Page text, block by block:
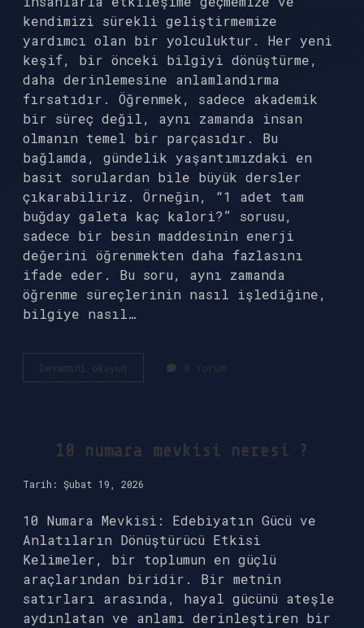
kendimizi sürekli geliştirmemize
yardımcı olan bir yolculuktur. Her yeni
keşif, bir önceki bilgiyi dönüştürme,
daha derinlemesine anlamlandırma
fırsatıdır. Öğrenmek, sadece akademik
bir süreç değil, aynı zamanda insan
olmanın temel bir parçasıdır. Bu
bağlamda, gündelik yaşantımızdaki en
basit sorulardan bile büyük dersler
çıkarabiliriz. Örneğin, “1 adet tam
buğday galeta kaç kalori?” sorusu,
sadece bir besin maddesinin enerji
değerini öğrenmekten daha fazlasını
ifade eder. Bu soru, aynı zamanda
öğrenme süreçlerinin nasıl işlediğine,
bilgiye nasıl…
Devamını okuyun
adet
kalori
8 Yorum
10 numara mevkisi neresi ?
Tarih: Şubat 19, 2026
10 Numara Mevkisi: Edebiyatın Gücü ve
Anlatıların Dönüştürücü Etkisi
Kelimeler, bir toplumun en güçlü
araçlarından biridir. Bir metnin
satırları arasında, hayal gücünü ateşle
aydınlatan ve anlamı derinleştiren bir